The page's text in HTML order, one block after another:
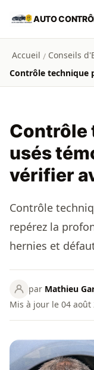
Aller au contenu
AUTO
Accueil / Conseils
Contrôle
usés
vérifier
Contrôle
repérez la
hernies et
par Mathieu
Mis à jour le 04 août